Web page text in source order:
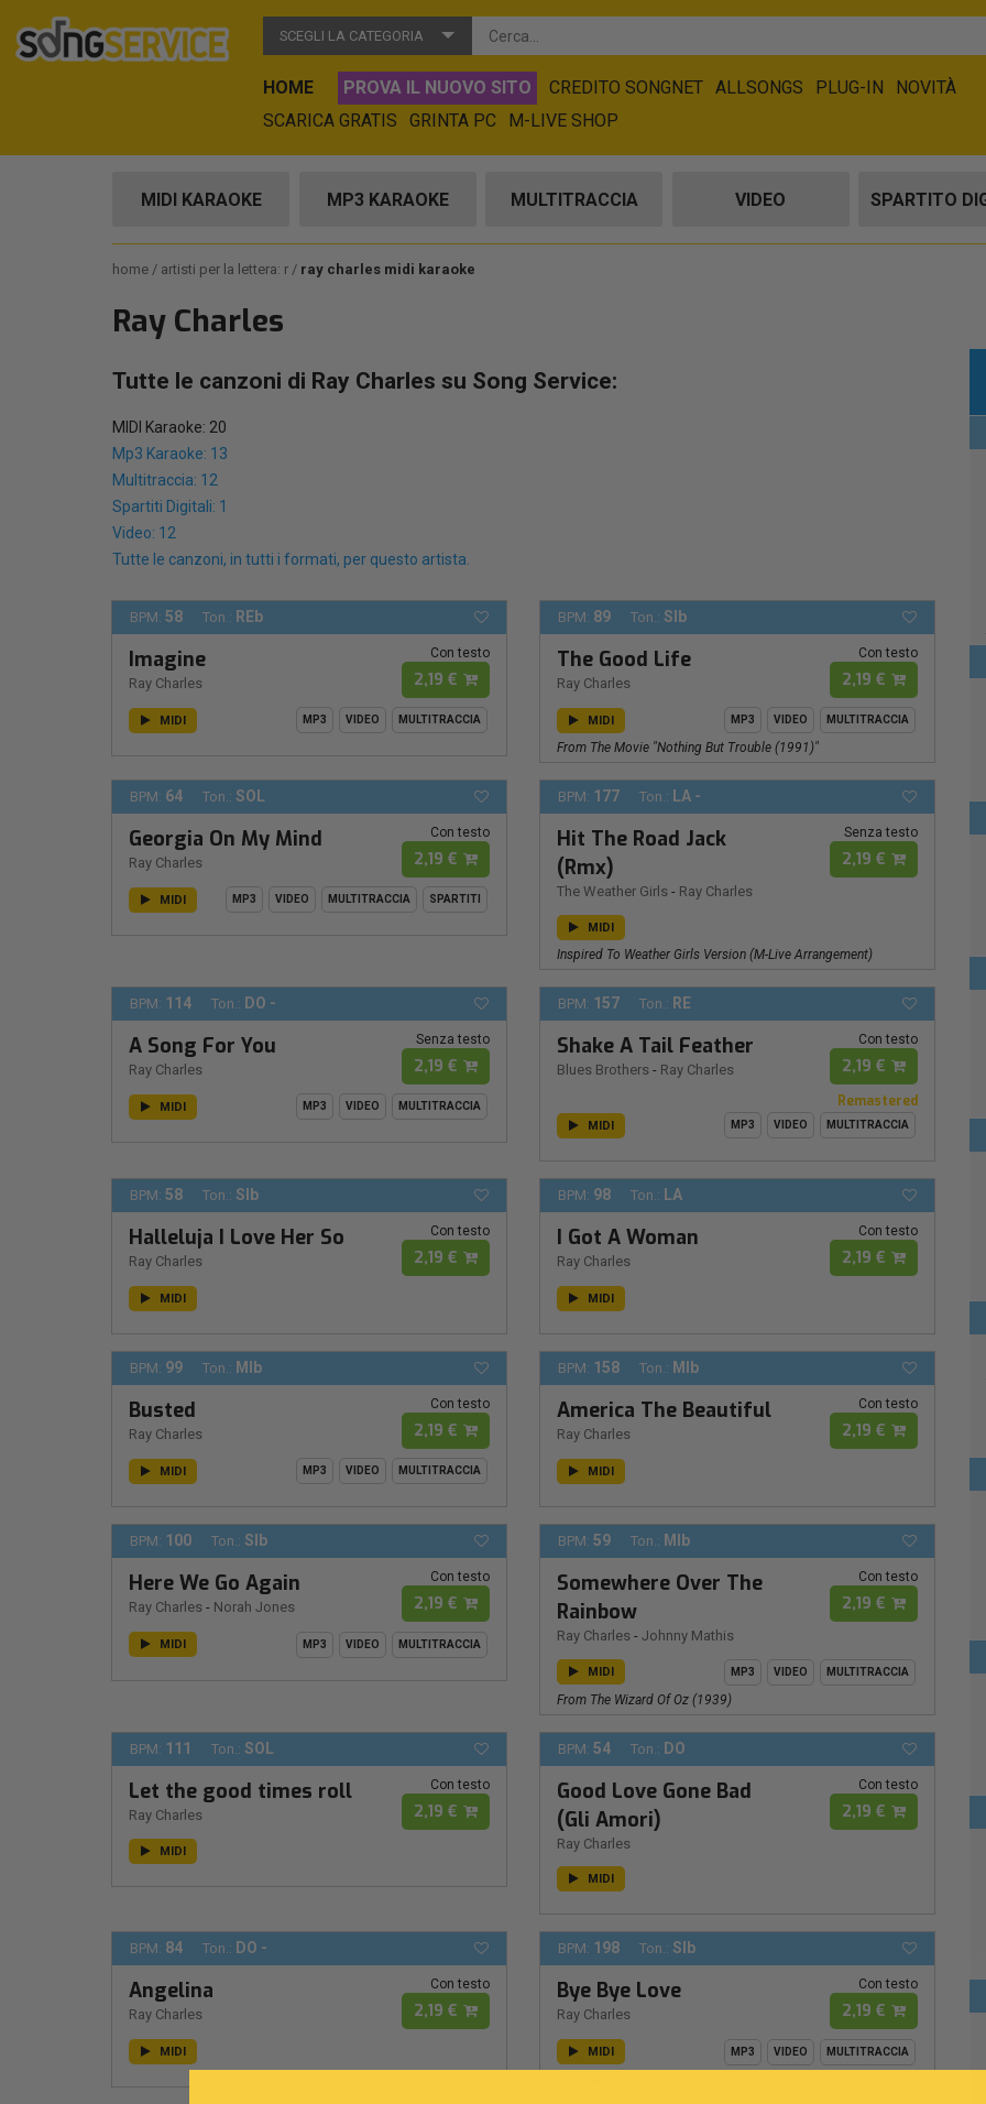
SCEGLI LA CATEGORIA
HOME PROVA IL NUOVO SITO CREDITO SONGNET ALLSONGS PLUG-IN
NOVITÀ
SCARICA GRATIS
GRINTA PC M-LIVE SHOP
MIDI KARAOKE MP3 KARAOKE MULTITRACCIA VIDEO SPARTITO
home artisti per la lettera: r ray charles midi karaoke
Ray Charles
Tutte le canzoni di Ray Charles su Song Service:
MIDI Karaoke: 20
Mp3 Karaoke: 13
Multitraccia: 12
Spartiti Digitali: 1
Video: 12
Tutte le canzoni, in tutti i formati, per questo artista.
BPM: 58 Ton.: REb
Imagine
Ray Charles
Con testo
2,19 €
MIDI MP3 VIDEO MULTITRACCIA
BPM: 89 Ton.: SIb
The Good Life
Ray Charles
Con testo
2,19 €
MIDI MP3 VIDEO MULTITRACCIA
From The Movie "Nothing But Trouble (1991)"
BPM: 64 Ton.: SOL
Georgia On My Mind
Ray Charles
Con testo
2,19 €
MIDI MP3 VIDEO MULTITRACCIA SPARTITI
BPM: 177 Ton.: LA -
Hit The Road Jack
(Rmx)
The Weather Girls - Ray Charles
Senza testo
2,19 €
MIDI
Inspired To Weather Girls Version (M-Live Arrangement)
BPM: 114 Ton.: DO -
A Song For You
Ray Charles
Senza testo
2,19 €
MIDI MP3 VIDEO MULTITRACCIA
BPM: 157 Ton.: RE
Shake A Tail Feather
Blues Brothers - Ray Charles
Con testo
2,19 €
Remastered
MIDI MP3 VIDEO MULTITRACCIA
BPM: 58 Ton.: SIb
Halleluja I Love Her So
Ray Charles
Con testo
2,19 €
MIDI
BPM: 98 Ton.: LA
I Got A Woman
Ray Charles
Con testo
2,19 €
MIDI
BPM: 99 Ton.: MIb
Busted
Ray Charles
Con testo
2,19 €
MIDI MP3 VIDEO MULTITRACCIA
BPM: 158 Ton.: MIb
America The Beautiful
Ray Charles
Con testo
2,19 €
MIDI
BPM: 100 Ton.: SIb
Here We Go Again
Ray Charles - Norah Jones
Con testo
2,19 €
MIDI MP3 VIDEO MULTITRACCIA
BPM: 59 Ton.: MIb
Somewhere Over The
Rainbow
Ray Charles - Johnny Mathis
Con testo
2,19 €
MIDI MP3 VIDEO MULTITRACCIA
From The Wizard Of Oz (1939)
BPM: 111 Ton.: SOL
Let the good times roll
Ray Charles
Con testo
2,19 €
MIDI
BPM: 54 Ton.: DO
Good Love Gone Bad
(Gli Amori)
Ray Charles
Con testo
2,19 €
MIDI
BPM: 84 Ton.: DO -
Angelina
Ray Charles
Con testo
2,19 €
MIDI
BPM: 198 Ton.: SIb
Bye Bye Love
Ray Charles
Con testo
2,19 €
MIDI MP3 VIDEO MULTITRACCIA